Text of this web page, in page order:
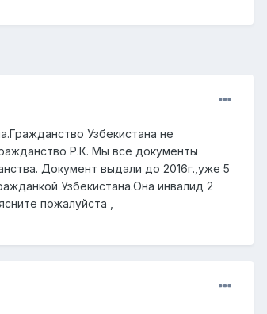
Узбекистана не
Р.К. Мы все документы
Документ выдали до 2016г.,уже 5
Узбекистана.Она инвалид 2
пожалуйста ,